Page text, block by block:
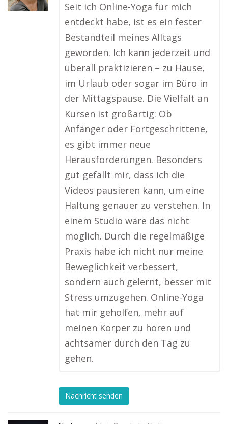
Seit ich Online-Yoga für mich
entdeckt habe, ist es ein fester
Bestandteil meines Alltags
geworden. Ich kann jederzeit und
überall praktizieren – zu Hause,
im Urlaub oder sogar im Büro in
der Mittagspause. Die Vielfalt an
Kursen ist großartig: Ob
Anfänger oder Fortgeschrittene,
es gibt immer neue
Herausforderungen. Besonders
gut gefällt mir, dass ich die
Videos pausieren kann, um eine
Haltung genauer zu verstehen. In
einem Studio wäre das nicht
möglich. Durch die regelmäßige
Praxis habe ich nicht nur meine
Beweglichkeit verbessert,
sondern auch gelernt, besser mit
Stress umzugehen. Online-Yoga
hat mir geholfen, mehr auf
meinen Körper zu hören und
achtsamer durch den Tag zu
gehen.
Nachricht senden